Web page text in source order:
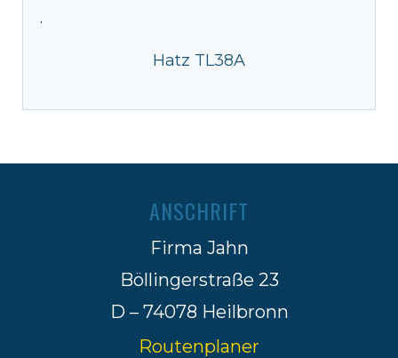
·
Hatz TL38A
ANSCHRIFT
Firma Jahn
Böllingerstraße 23
D – 74078 Heilbronn
Routenplaner